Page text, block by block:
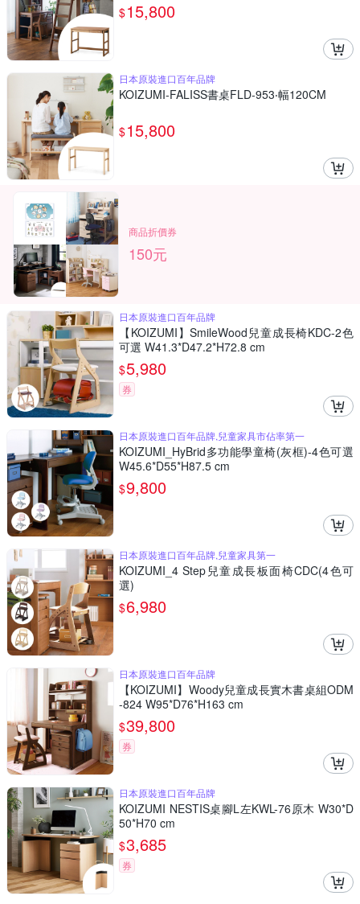
$15,800
日本原裝進口百年品牌
KOIZUMI-FALISS書桌FLD-953‧幅120CM
$15,800
商品折價券
150元
日本原裝進口百年品牌
【KOIZUMI】SmileWood兒童成長椅KDC-2色
可選 W41.3*D47.2*H72.8 cm
$5,980
券
日本原裝進口百年品牌,兒童家具市佔率第一
KOIZUMI_HyBrid多功能學童椅(灰框)-4色可選
W45.6*D55*H87.5 cm
$9,800
日本原裝進口百年品牌,兒童家具第一
KOIZUMI_4 Step兒童成長板面椅CDC(4色可
選)
$6,980
日本原裝進口百年品牌
【KOIZUMI】Woody兒童成長實木書桌組ODM
-824 W95*D76*H163 cm
$39,800
券
日本原裝進口百年品牌
KOIZUMI NESTIS桌腳L左KWL-76原木 W30*D
50*H70 cm
$3,685
券